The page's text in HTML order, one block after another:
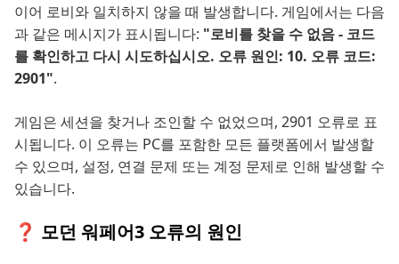
이어 로비와 일치하지 않을 때 발생합니다. 게임에서는 다음
과 같은 메시지가 표시됩니다: "로비를 찾을 수 없음 - 코드
를 확인하고 다시 시도하십시오. 오류 원인: 10. 오류 코드:
2901".
게임은 세션을 찾거나 조인할 수 없었으며, 2901 오류로 표
시됩니다. 이 오류는 PC를 포함한 모든 플랫폼에서 발생할
수 있으며, 설정, 연결 문제 또는 계정 문제로 인해 발생할 수
있습니다.
❓ 모던 워페어3 오류의 원인